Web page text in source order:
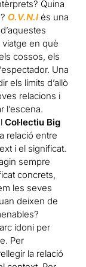
Quina
O.V.N.I és una
en què
cossos, els
Una
els límits d’allò
relacions i
l’escena.
Col·lectiu Big
relació entre
i el significat.
sempre
concrets,
les seves
deixen de
idoni per
Per
la relació